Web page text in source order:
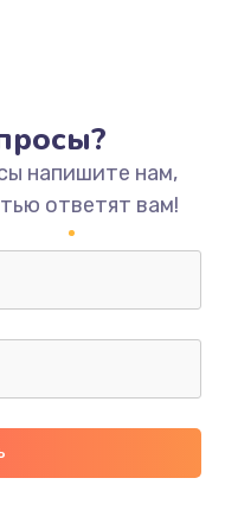
напишите нам,
ответят вам!